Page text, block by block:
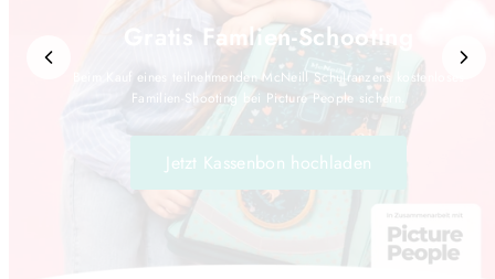
Gratis Famlien-Schooting
Beim Kauf eines teilnehmenden McNeill Schulranzens kostenloses
Familien-Shooting bei Picture People sichern.
Jetzt Kassenbon hochladen